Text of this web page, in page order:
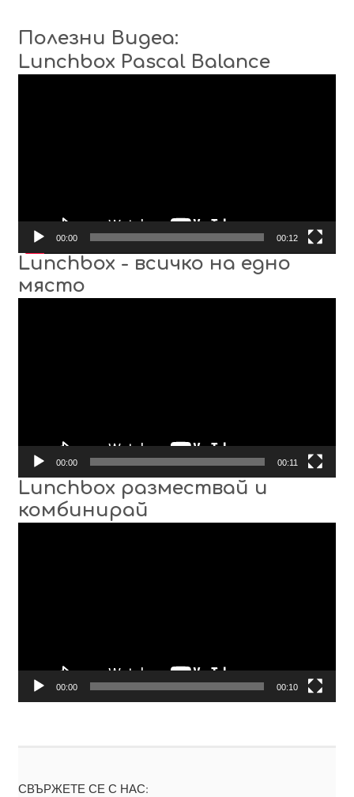
Полезни Видеа:
Lunchbox Pascal Balance
00:00 00:12
Lunchbox - всичко на едно
място
00:00 00:11
Lunchbox размествай и
комбинирай
00:00 00:10
СВЪРЖЕТЕ СЕ С НАС: